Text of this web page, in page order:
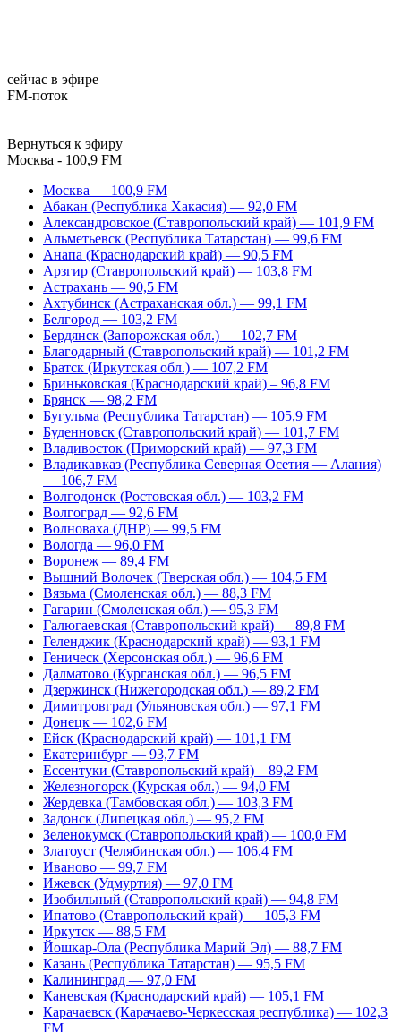
сейчас в эфире
FM-поток
Вернуться к эфиру
Москва - 100,9 FM
Москва — 100,9 FM
Абакан (Республика Хакасия) — 92,0 FM
Александровское (Ставропольский край) — 101,9 FM
Альметьевск (Республика Татарстан) — 99,6 FM
Анапа (Краснодарский край) — 90,5 FM
Арзгир (Ставропольский край) — 103,8 FM
Астрахань — 90,5 FM
Ахтубинск (Астраханская обл.) — 99,1 FM
Белгород — 103,2 FM
Бердянск (Запорожская обл.) — 102,7 FM
Благодарный (Ставропольский край) — 101,2 FM
Братск (Иркутская обл.) — 107,2 FM
Бриньковская (Краснодарский край) – 96,8 FM
Брянск — 98,2 FM
Бугульма (Республика Татарстан) — 105,9 FM
Буденновск (Ставропольский край) — 101,7 FM
Владивосток (Приморский край) — 97,3 FM
Владикавказ (Республика Северная Осетия — Алания)
— 106,7 FM
Волгодонск (Ростовская обл.) — 103,2 FM
Волгоград — 92,6 FM
Волноваха (ДНР) — 99,5 FM
Вологда — 96,0 FM
Воронеж — 89,4 FM
Вышний Волочек (Тверская обл.) — 104,5 FM
Вязьма (Смоленская обл.) — 88,3 FM
Гагарин (Смоленская обл.) — 95,3 FM
Галюгаевская (Ставропольский край) — 89,8 FM
Геленджик (Краснодарский край) — 93,1 FM
Геническ (Херсонская обл.) — 96,6 FM
Далматово (Курганская обл.) — 96,5 FM
Дзержинск (Нижегородская обл.) — 89,2 FM
Димитровград (Ульяновская обл.) — 97,1 FM
Донецк — 102,6 FM
Ейск (Краснодарский край) — 101,1 FM
Екатеринбург — 93,7 FM
Ессентуки (Ставропольский край) – 89,2 FM
Железногорск (Курская обл.) — 94,0 FM
Жердевка (Тамбовская обл.) — 103,3 FM
Задонск (Липецкая обл.) — 95,2 FM
Зеленокумск (Ставропольский край) — 100,0 FM
Златоуст (Челябинская обл.) — 106,4 FM
Иваново — 99,7 FM
Ижевск (Удмуртия) — 97,0 FM
Изобильный (Ставропольский край) — 94,8 FM
Ипатово (Ставропольский край) — 105,3 FM
Иркутск — 88,5 FM
Йошкар-Ола (Республика Марий Эл) — 88,7 FM
Казань (Республика Татарстан) — 95,5 FM
Калининград — 97,0 FM
Каневская (Краснодарский край) — 105,1 FM
Карачаевск (Карачаево-Черкесская республика) — 102,3
FM